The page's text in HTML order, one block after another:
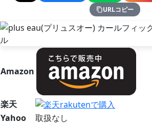
URLコピー
Amazon
楽天
Yahoo
取扱なし